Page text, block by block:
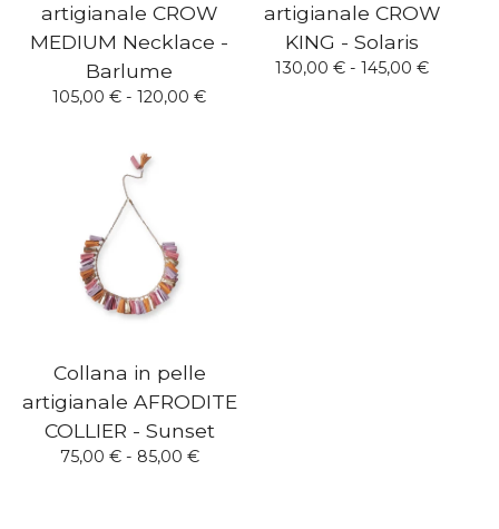
artigianale CROW
MEDIUM Necklace -
Barlume
105,00 € - 120,00 €
artigianale CROW
KING - Solaris
130,00 € - 145,00 €
Collana in pelle
artigianale AFRODITE
COLLIER - Sunset
75,00 €- 85,00 €